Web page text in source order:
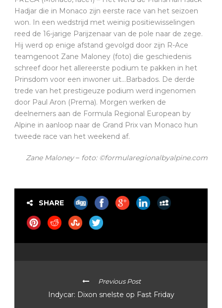
Hadjar die in Monaco zijn eerste race van het seizoen
won. In een wedstrijd met weinig positiewisselingen
reed de 16-jarige Parijzenaar van de pole naar de zege.
Hij werd op enige afstand gevolgd door zijn R-Ace
teamgenoot Zane Maloney (foto) die geschiedenis
schreef door het allereerste podium te pakken in het
Prinsdom voor een inwoner uit…Barbados. De derde
trede van het prestigeuze podium werd ingenomen
door Paul Aron (Prema). Morgen werken de
deelnemers aan de Formula Regional European by
Alpine in aanloop naar de Grand Prix van Monaco hun
tweede race van het weekend af.
Zane Maloney– foto: ©formularegionalbyalpine.com
SHARE
Previous Post
Indycar: Dixon snelste op Fast Friday